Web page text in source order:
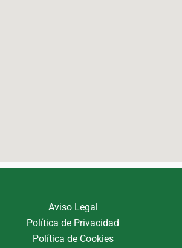
Aviso Legal
Política de Privacidad
Política de Cookies